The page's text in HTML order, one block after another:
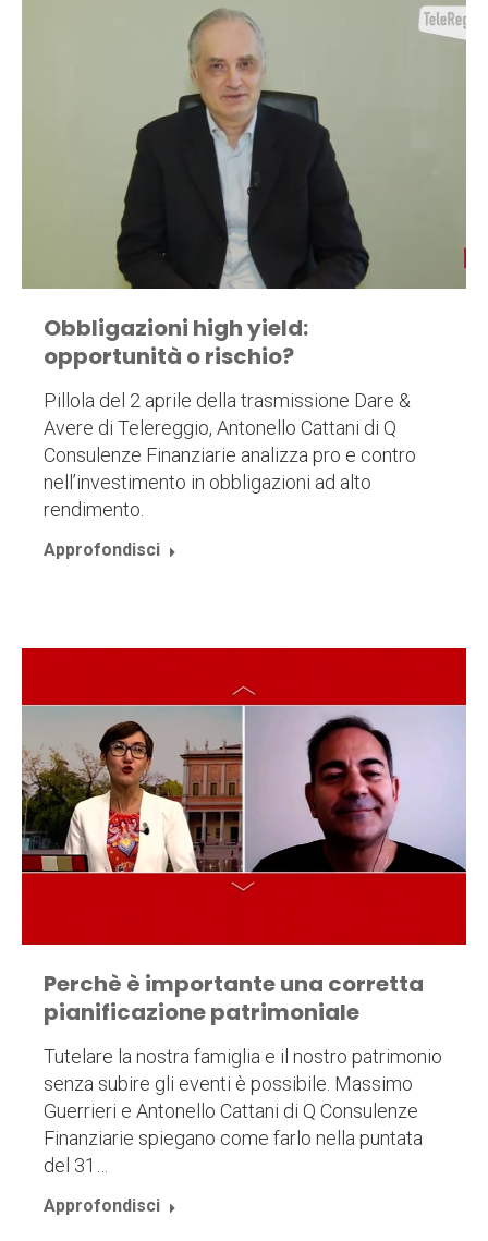
Obbligazioni high yield:
opportunità o rischio?
Pillola del 2 aprile della trasmissione Dare &
Avere di Telereggio, Antonello Cattani di Q
Consulenze Finanziarie analizza pro e contro
nell’investimento in obbligazioni ad alto
rendimento.
Approfondisci
Perchè è importante una corretta
pianificazione patrimoniale
Tutelare la nostra famiglia e il nostro patrimonio
senza subire gli eventi è possibile. Massimo
Guerrieri e Antonello Cattani di Q Consulenze
Finanziarie spiegano come farlo nella puntata
del 31…
Approfondisci